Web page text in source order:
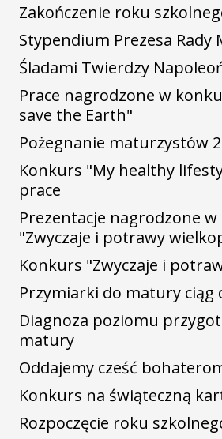
Zakończenie roku
Stypendium Prezesa
Śladami Twierdzy
Prace nagrodzone w
save the Earth"
Pożegnanie maturzystów
Konkurs "My healthy
prace
Prezentacje nagrodzone
"Zwyczaje i potrawy
Konkurs "Zwyczaje i
Przymiarki do matury ciąg
Diagnoza poziomu
matury
Oddajemy cześć
Konkurs na świąteczną
Rozpoczęcie roku